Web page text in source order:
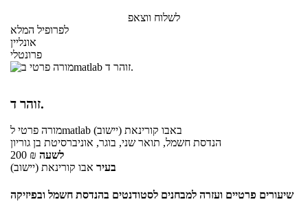
לשלוח ווצאפ
לפרופיל המלא
אונליין
פרונטלי
זוהר ד.
מורה פרטילmatlab באבו קורינאת (יישוב)
הנדסת חשמל, תואר שני, בוגר, אוניברסיטת בן גוריון
200 ₪ לשעה
בעיר אבו קורינאת (יישוב)
שיעורים פרטיים ועזרה למבחנים לסטודנטים בהנדסת חשמל ובפיזיקה